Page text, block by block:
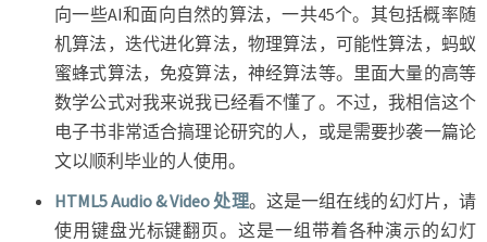
向一些AI和面向自然的算法，一共45个。其包括概率随
机算法，迭代进化算法，物理算法，可能性算法，蚂蚁
蜜蜂式算法，免疫算法，神经算法等。里面大量的高等
数学公式对我来说我已经看不懂了。不过，我相信这个
电子书非常适合搞理论研究的人，或是需要抄袭一篇论
文以顺利毕业的人使用。
HTML5 Audio & Video 处理。这是一组在线的幻灯片，请
使用键盘光标键翻页。这是一组带着各种演示的幻灯